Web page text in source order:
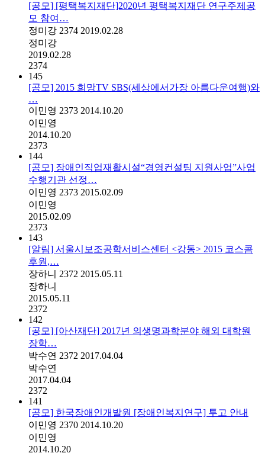
[공모] [평택복지재단]2020년 평택복지재단 연구주제공
모 참여…
정미강 2374 2019.02.28
정미강
2019.02.28
2374
145
[공모] 2015 희망TV SBS(세상에서가장 아름다운여행)와
…
이민영 2373 2014.10.20
이민영
2014.10.20
2373
144
[공모] 장애인직업재활시설“경영컨설팅 지원사업”사업
수행기관 선정…
이민영 2373 2015.02.09
이민영
2015.02.09
2373
143
[알림] 서울시보조공학서비스센터 <강동> 2015 코스콤
후원,…
장하니 2372 2015.05.11
장하니
2015.05.11
2372
142
[공모] [아산재단] 2017년 의생명과학분야 해외 대학원
장학…
박수연 2372 2017.04.04
박수연
2017.04.04
2372
141
[공모] 한국장애인개발원 [장애인복지연구] 투고 안내
이민영 2370 2014.10.20
이민영
2014.10.20